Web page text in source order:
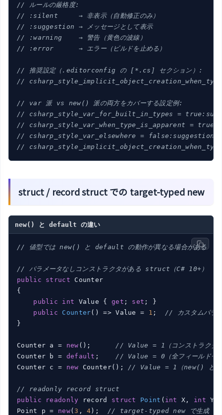
// ルールの厳格度:
// :silent     → 非表示（自動修正のみ）
// :suggestion → メッセージとして表示
// :warning    → 警告（黄色の波線）
// :error      → エラー（ビルドを止める）
// 推奨設定（.editorconfig の [*.cs] セクション）:
//
// var 派 vs new() 派の両方をカバーする設定例:
// csharp_style_var_for_built_in_types =
// csharp_style_var_when_type_is_apparent =
// csharp_style_var_elsewhere = false:suggestion
//
struct / record struct での target-typed new
new() と default の違い
// 値型では new() と default の動作が異なる場合がある
// パラメータなしコンストラクタがある struct（C# 10+）
public
struct Counter
{
public
int Value { get ; set ; }
public
Counter( ) => Value = 1 ; // カスタムパラ
}
Counter a = new (); // Value = 1（コンストラクタ
Counter b = default ; // Value = 0（全フィールドゼロ
Counter c = new Counter(); // Value = 1（new() と同
// readonly record struct
public
readonly record struct Point ( int X, int Y
Point p = new( 3 , 4 ); // target-typed new で生成